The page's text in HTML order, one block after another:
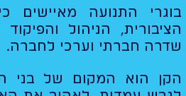
בוגרי התנועה מאיישים
הציבורית, הניהול
שדרה חברתי וערכי לחברה.
הקן הוא המקום של בני